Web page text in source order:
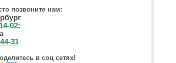
позвоните нам:
02;
31
в соц сетях!